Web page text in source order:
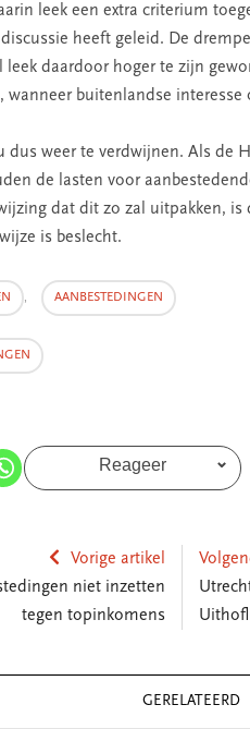
leek een extra criterium
heeft geleid. De
leek daardoor hoger te zijn
wanneer buitenlandse interesse
dus weer te verdwijnen. Als de
de lasten voor
dat dit zo zal uitpakken,
is beslecht.
, AANBESTEDINGEN
Reageer
Vorige artikel
niet inzetten
tegen topinkomens
GERELATEERD